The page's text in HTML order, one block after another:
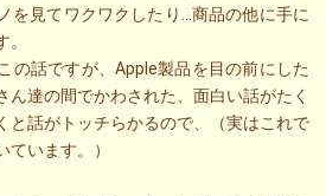
を見てワクワクしたり…商品の他に手に
の話ですが、Apple製品を目の前にした
ん達の間でかわされた、面白い話がたく
と話がトッチらかるので、（実はこれで
ています。）